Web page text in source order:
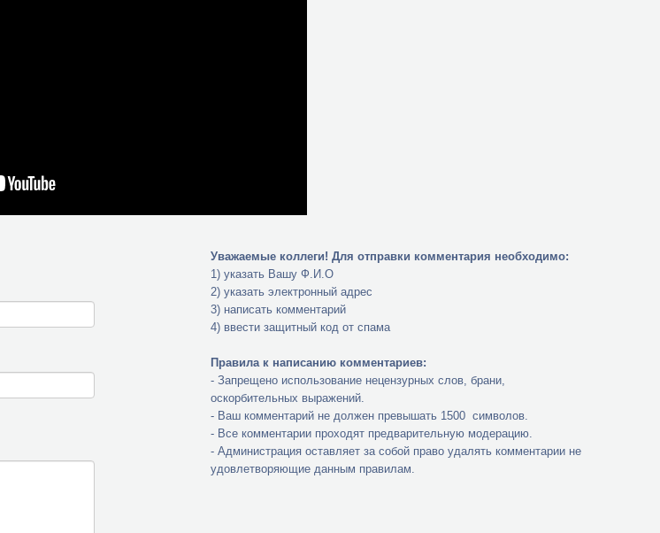
Уважаемые коллеги! Для отправки комментария необходимо:
1) указать Вашу Ф.И.О
2) указать электронный адрес
3) написать комментарий
4) ввести защитный код от спама
Правила к написанию комментариев:
- Запрещено использование нецензурных слов, брани,
оскорбительных выражений.
- Ваш комментарий не должен превышать 1500 символов.
- Все комментарии проходят предварительную модерацию.
- Администрация оставляет за собой право удалять комментарии не
удовлетворяющие данным правилам.